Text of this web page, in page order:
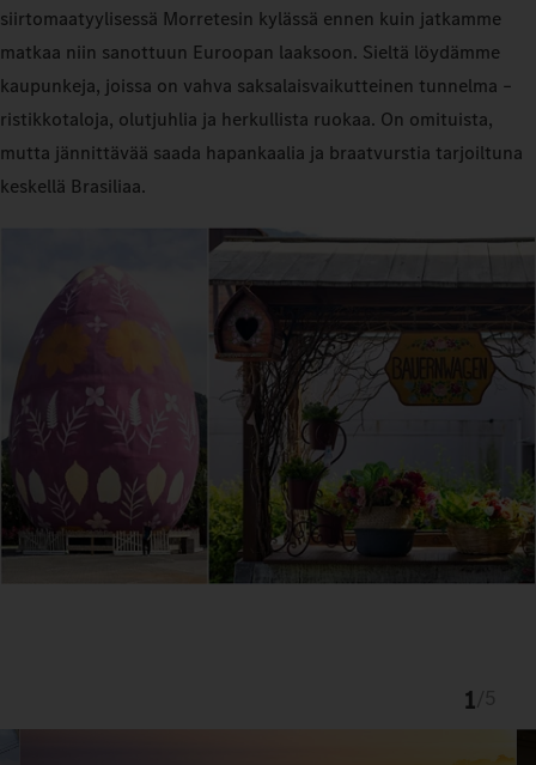
siirtomaatyylisessä Morretesin kylässä ennen kuin jatkamme
matkaa niin sanottuun Euroopan laaksoon. Sieltä löydämme
kaupunkeja, joissa on vahva saksalaisvaikutteinen tunnelma –
ristikkotaloja, olutjuhlia ja herkullista ruokaa. On omituista,
mutta jännittävää saada hapankaalia ja braatvurstia tarjoiltuna
keskellä Brasiliaa.
1